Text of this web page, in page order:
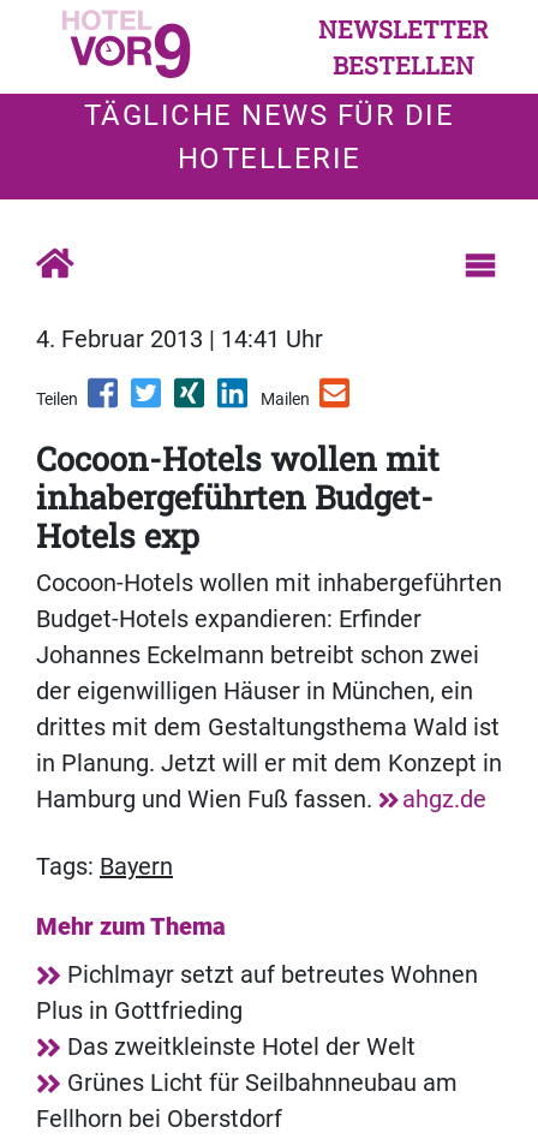
NEWSLETTER
BESTELLEN
TÄGLICHE NEWS FÜR DIE
HOTELLERIE
4. Februar 2013 | 14:41 Uhr
Teilen Mailen
Cocoon-Hotels wollen mit
inhabergeführten Budget-
Hotels exp
Cocoon-Hotels wollen mit inhabergeführten
Budget-Hotels expandieren: Erfinder
Johannes Eckelmann betreibt schon zwei
der eigenwilligen Häuser in München, ein
drittes mit dem Gestaltungsthema Wald ist
in Planung. Jetzt will er mit dem Konzept in
Hamburg und Wien Fuß fassen.
ahgz.de
Tags: Bayern
Mehr zum Thema
Pichlmayr setzt auf betreutes Wohnen
Plus in Gottfrieding
Das zweitkleinste Hotel der Welt
Grünes Licht für Seilbahnneubau am
Fellhorn bei Oberstdorf